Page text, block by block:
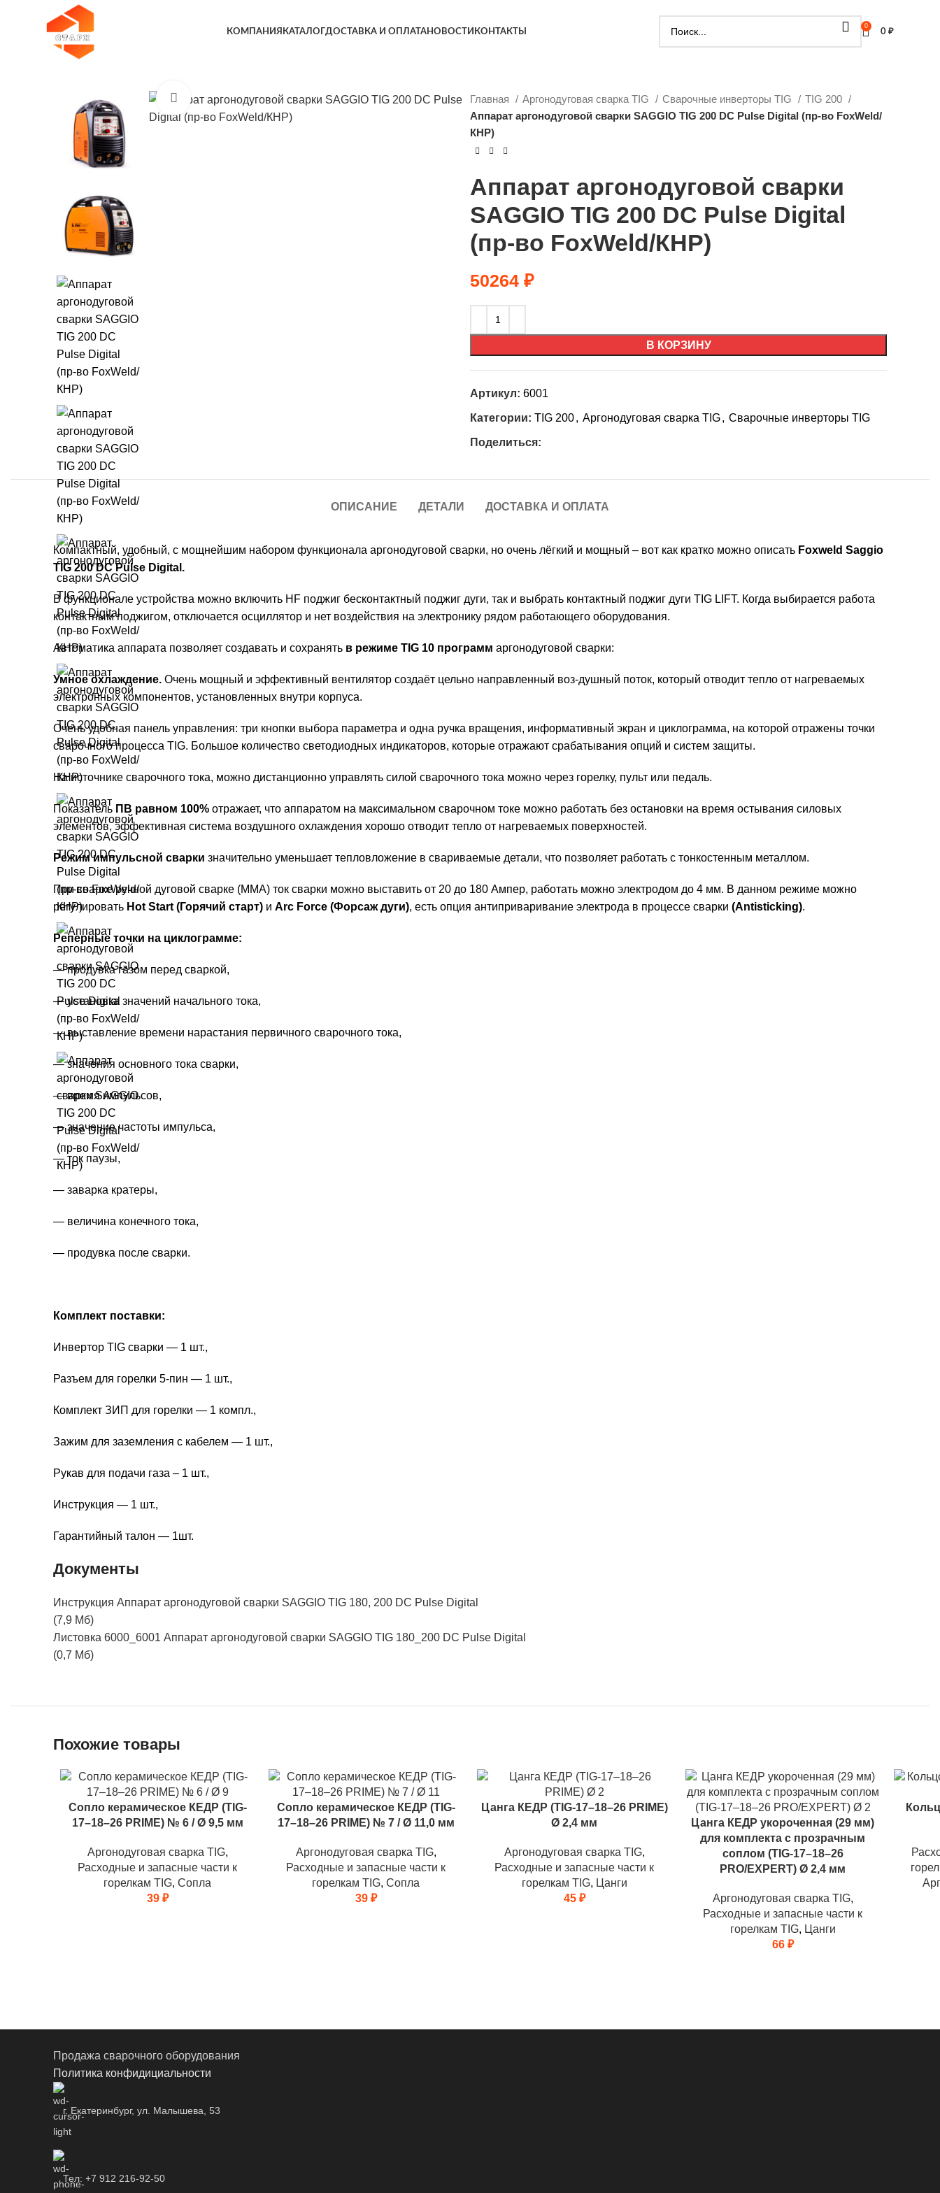
КОМПАНИЯ КАТАЛОГДОСТАВКА И ОПЛАТАНОВОСТИ КОНТАКТЫ
0
0 ₽
Увеличить Главная Аргонодуговая сварка TIG Сварочные инверторы TIG
TIG 200
Аппарат аргонодуговой сварки SAGGIO TIG 200 DC Pulse Digital (пр-во FoxWeld/
КНР)
Аппарат аргонодуговой сварки
SAGGIO TIG 200 DC Pulse Digital
(пр-во FoxWeld/КНР)
50264 ₽
В КОРЗИНУ
Артикул: 6001
Категории: TIG 200, Аргонодуговая сварка TIG, Сварочные инверторы TIG
Поделиться:
ОПИСАНИЕ ДЕТАЛИ ДОСТАВКА И ОПЛАТА
Компактный, удобный, с мощнейшим набором функционала аргонодуговой сварки, но очень лёгкий и мощный – вот как кратко можно описать Foxweld Saggio
TIG 200 DC Pulse Digital.
В функционале устройства можно включить HF поджиг бесконтактный поджиг дуги, так и выбрать контактный поджиг дуги TIG LIFT. Когда выбирается работа
контактным поджигом, отключается осциллятор и нет воздействия на электронику рядом работающего оборудования.
Автоматика аппарата позволяет создавать и сохранять в режиме TIG 10 программ аргонодуговой сварки:
Умное охлаждение. Очень мощный и эффективный вентилятор создаёт цельно направленный воз-душный поток, который отводит тепло от нагреваемых
электронных компонентов, установленных внутри корпуса.
Очень удобная панель управления: три кнопки выбора параметра и одна ручка вращения, информативный экран и циклограмма, на которой отражены точки
сварочного процесса TIG. Большое количество светодиодных индикаторов, которые отражают срабатывания опций и систем защиты.
На источнике сварочного тока, можно дистанционно управлять силой сварочного тока можно через горелку, пульт или педаль.
Показатель ПВ равном 100% отражает, что аппаратом на максимальном сварочном токе можно работать без остановки на время остывания силовых
элементов, эффективная система воздушного охлаждения хорошо отводит тепло от нагреваемых поверхностей.
Режим импульсной сварки значительно уменьшает тепловложение в свариваемые детали, что позволяет работать с тонкостенным металлом.
При сварке ручной дуговой сварке (ММА) ток сварки можно выставить от 20 до 180 Ампер, работать можно электродом до 4 мм. В данном режиме можно
регулировать Hot Start (Горячий старт) и Arc Force (Форсаж дуги), есть опция антиприваривание электрода в процессе сварки (Antisticking).
Реперные точки на циклограмме:
— продувка газом перед сваркой,
— установка значений начального тока,
— выставление времени нарастания первичного сварочного тока,
— значения основного тока сварки,
— время импульсов,
— значение частоты импульса,
— ток паузы,
— заварка кратеры,
— величина конечного тока,
— продувка после сварки.
Комплект поставки:
Инвертор TIG сварки — 1 шт.,
Разъем для горелки 5-пин — 1 шт.,
Комплект ЗИП для горелки — 1 компл.,
Зажим для заземления с кабелем — 1 шт.,
Рукав для подачи газа – 1 шт.,
Инструкция — 1 шт.,
Гарантийный талон — 1шт.
Документы
Инструкция Аппарат аргонодуговой сварки SAGGIO TIG 180, 200 DC Pulse Digital
(7,9 Мб)
Листовка 6000_6001 Аппарат аргонодуговой сварки SAGGIO TIG 180_200 DC Pulse Digital
(0,7 Мб)
Похожие товары
Сопло керамическое КЕДР (TIG-
17–18–26 PRIME) № 6 / Ø 9,5 мм
Аргонодуговая сварка TIG,
Расходные и запасные части к
горелкам TIG, Сопла
39 ₽
Сопло керамическое КЕДР (TIG-
17–18–26 PRIME) № 7 / Ø 11,0 мм
Аргонодуговая сварка TIG,
Расходные и запасные части к
горелкам TIG, Сопла
39 ₽
Цанга КЕДР (TIG-17–18–26 PRIME)
Ø 2,4 мм
Аргонодуговая сварка TIG,
Расходные и запасные части к
горелкам TIG, Цанги
45 ₽
Цанга КЕДР укороченная (29 мм)
для комплекта с прозрачным
соплом (TIG-17–18–26
PRO/EXPERT) Ø 2,4 мм
Аргонодуговая сварка TIG,
Расходные и запасные части к
горелкам TIG, Цанги
66 ₽
Продажа сварочного оборудования
Политика конфидициальности
г. Екатеринбург, ул. Малышева, 53
Тел: +7 912 216-92-50